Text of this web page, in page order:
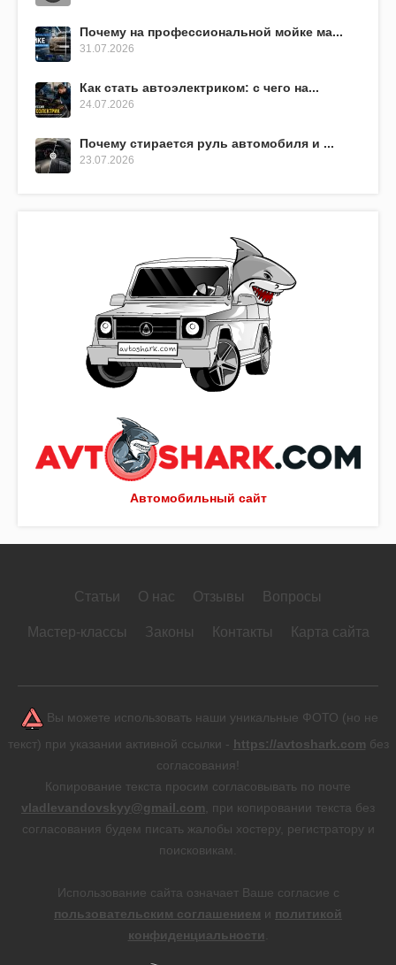
Автомобильный сайт
Почему на профессиональной мойке ма...
31.07.2026
Как стать автоэлектриком: с чего на...
24.07.2026
Почему стирается руль автомобиля и ...
23.07.2026
Статьи О нас Отзывы Вопросы
Мастер-классы Законы Контакты Карта сайта
Вы можете использовать наши уникальные ФОТО (но не
текст) при указании активной ссылки - https://avtoshark.com без
согласования!
Копирование текста просим согласовывать по почте
vladlevandovskyy@gmail.com , при копировании текста без
согласования будем писать жалобы хостеру, регистратору и
поисковикам.
Использование сайта означает Ваше согласие с
пользовательским соглашением и политикой
конфиденциальности